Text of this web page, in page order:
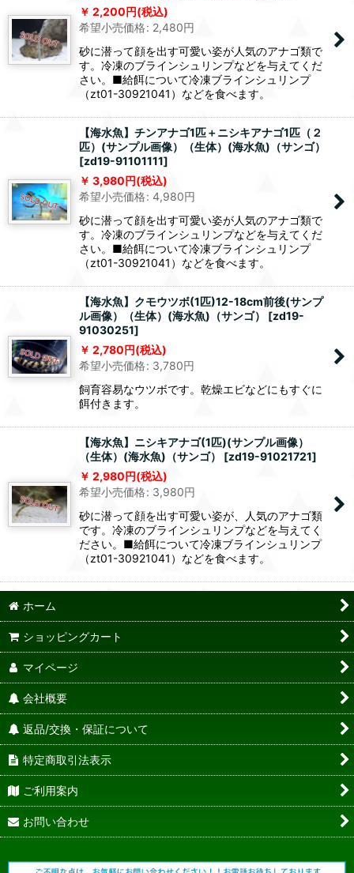
2,200円(税込)
希望小売価格: 2,480円
砂に潜って顔を出す可愛い姿が人気のアナゴ類で
す。冷凍のブラインシュリンプなどを与えてくだ
さい。■給餌について冷凍ブラインシュリンプ
（zt01-30921041）などを食べます。
【海水魚】チンアナゴ1匹＋ニシキアナゴ1匹（２
匹）(サンプル画像）（生体）(海水魚)（サンゴ）
[zd19-91101111]
3,980円(税込)
希望小売価格: 4,980円
砂に潜って顔を出す可愛い姿が人気のアナゴ類で
す。冷凍のブラインシュリンプなどを与えてくだ
さい。■給餌について冷凍ブラインシュリンプ
（zt01-30921041）などを食べます。
【海水魚】クモウツボ(1匹)12-18cm前後(サンプ
ル画像）（生体）(海水魚)（サンゴ）
[zd19-
91030251]
2,780円(税込)
希望小売価格: 3,780円
飼育容易なウツボです。乾燥エビなどにもすぐに
餌付きます。
【海水魚】ニシキアナゴ(1匹)(サンプル画像）
（生体）(海水魚)（サンゴ）
[zd19-91021721]
2,980円(税込)
希望小売価格: 3,980円
砂に潜って顔を出す可愛い姿が、人気のアナゴ類
です。冷凍のブラインシュリンプなどを与えてく
ださい。■給餌について冷凍ブラインシュリンプ
（zt01-30921041）などを食べます。
ホーム
ショッピングカート
マイページ
会社概要
返品/交換・保証について
特定商取引法表示
ご利用案内
お問い合わせ